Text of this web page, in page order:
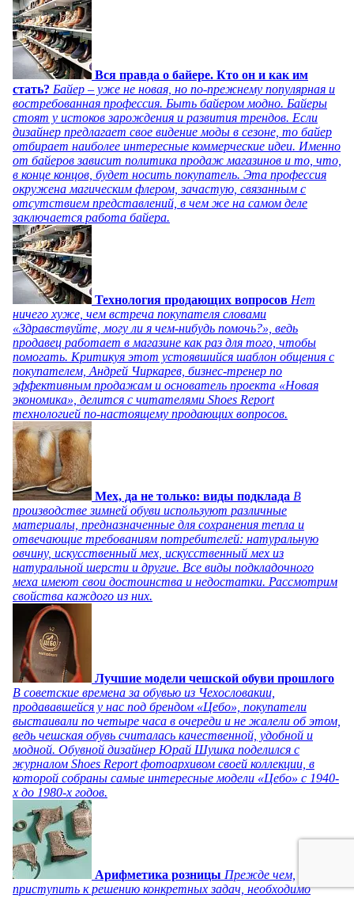
Вся правда о байере. Кто он и как им
стать? Байер – уже не новая, но по-прежнему популярная и
востребованная профессия. Быть байером модно. Байеры
стоят у истоков зарождения и развития трендов. Если
дизайнер предлагает свое видение моды в сезоне, то байер
отбирает наиболее интересные коммерческие идеи. Именно
от байеров зависит политика продаж магазинов и то, что,
в конце концов, будет носить покупатель. Эта профессия
окружена магическим флером, зачастую, связанным с
отсутствием представлений, в чем же на самом деле
заключается работа байера.
Технология продающих вопросов Нет
ничего хуже, чем встреча покупателя словами
«Здравствуйте, могу ли я чем-нибудь помочь?», ведь
продавец работает в магазине как раз для того, чтобы
помогать. Критикуя этот устоявшийся шаблон общения с
покупателем, Андрей Чиркарев, бизнес-тренер по
эффективным продажам и основатель проекта «Новая
экономика», делится с читателями Shoes Report
технологией по-настоящему продающих вопросов.
Мех, да не только: виды подклада В
производстве зимней обуви используют различные
материалы, предназначенные для сохранения тепла и
отвечающие требованиям потребителей: натуральную
овчину, искусственный мех, искусственный мех из
натуральной шерсти и другие. Все виды подкладочного
меха имеют свои достоинства и недостатки. Рассмотрим
свойства каждого из них.
Лучшие модели чешской обуви прошлого
В советские времена за обувью из Чехословакии,
продававшейся у нас под брендом «Цебо», покупатели
выстаивали по четыре часа в очереди и не жалели об этом,
ведь чешская обувь считалась качественной, удобной и
модной. Обувной дизайнер Юрай Шушка поделился с
журналом Shoes Report фотоархивом своей коллекции, в
которой собраны самые интересные модели «Цебо» с 1940-
х до 1980-х годов.
Арифметика розницы Прежде чем,
приступить к решению конкретных задач, необходимо